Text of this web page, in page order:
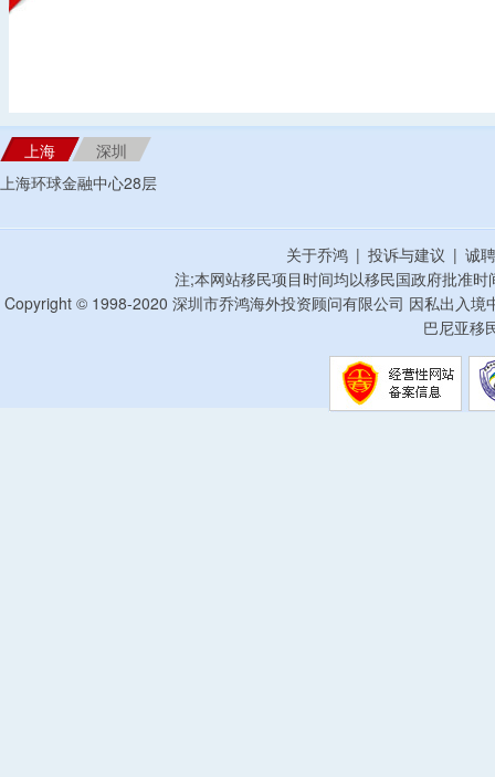
上海
深圳
上海环球金融中心28层
关于乔鸿 | 投诉与建议 | 诚
注;本网站移民项目时间均以移民国政府批准
Copyright © 1998-2020 深圳市乔鸿海外投资顾问有限公司 因私出入
巴尼亚移